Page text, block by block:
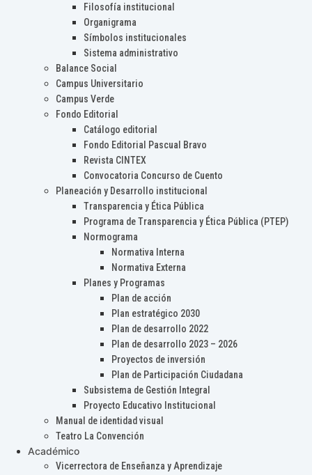
Filosofía institucional
Organigrama
Símbolos institucionales
Sistema administrativo
Balance Social
Campus Universitario
Campus Verde
Fondo Editorial
Catálogo editorial
Fondo Editorial Pascual Bravo
Revista CINTEX
Convocatoria Concurso de Cuento
Planeación y Desarrollo institucional
Transparencia y Ética Pública
Programa de Transparencia y Ética Pública (PTEP)
Normograma
Normativa Interna
Normativa Externa
Planes y Programas
Plan de acción
Plan estratégico 2030
Plan de desarrollo 2022
Plan de desarrollo 2023 – 2026
Proyectos de inversión
Plan de Participación Ciudadana
Subsistema de Gestión Integral
Proyecto Educativo Institucional
Manual de identidad visual
Teatro La Convención
Académico
Vicerrectora de Enseñanza y Aprendizaje